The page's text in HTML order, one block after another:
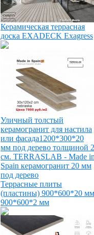
Керамическая террасная
доска EXADECK Exagress
Уличный толстый
керамогранит для настила
или фасада1200*300*20
мм под дерево толщиной 2
см. TERRASLAB - Made
Spain керамогранит 20 мм
под дерево
Террасные плиты
(пластины) 900*600*20 мм
900*600*2 мм